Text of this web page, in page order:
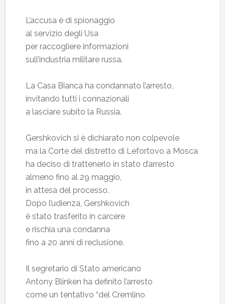
L’accusa è di spionaggio
al servizio degli Usa
per raccogliere informazioni
sull’industria militare russa.
La Casa Bianca ha condannato l’arresto,
invitando tutti i connazionali
a lasciare subito la Russia.
Gershkovich si è dichiarato non colpevole
ma la Corte del distretto di Lefortovo a Mosca
ha deciso di trattenerlo in stato d’arresto
almeno fino al 29 maggio,
in attesa del processo.
Dopo l’udienza, Gershkovich
è stato trasferito in carcere
e rischia una condanna
fino a 20 anni di reclusione.
Il segretario di Stato americano
Antony Blinken ha definito l’arresto
come un tentativo “del Cremlino